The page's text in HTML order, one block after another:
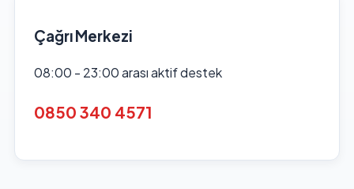
Çağrı Merkezi
08:00 - 23:00 arası aktif destek
0850 340 4571